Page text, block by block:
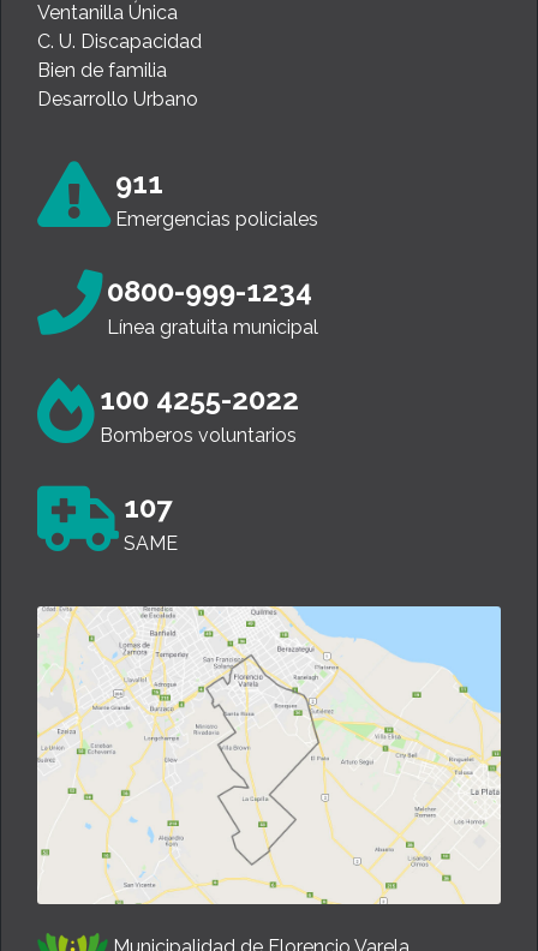
Ventanilla Única
C. U. Discapacidad
Bien de familia
Desarrollo Urbano
911
Emergencias policiales
0800-999-1234
Línea gratuita municipal
100 4255-2022
Bomberos voluntarios
107
SAME
Municipalidad de Florencio Varela